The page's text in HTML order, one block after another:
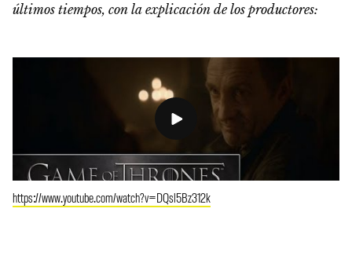
últimos tiempos, con la explicación de los productores:
https://www.youtube.com/watch?v=DQsl5Bz312k